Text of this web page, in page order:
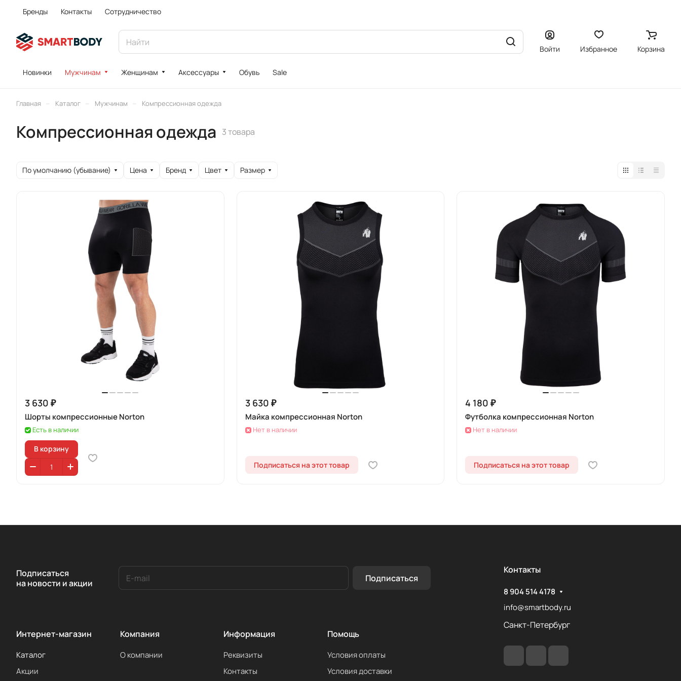
Бренды Контакты Сотрудничество
Войти Избранное Корзина
Новинки Мужчинам Женщинам Аксессуары Обувь Sale
Главная Каталог Мужчинам Компрессионная одежда
Компрессионная одежда 3 товара
По умолчанию (убывание) Цена Бренд Цвет Размер
3 630 ₽
Шорты компрессионные Norton
Есть в наличии
В корзину
3 630 ₽
Майка компрессионная Norton
Нет в наличии
Подписаться на этот товар
4 180 ₽
Футболка компрессионная Norton
Нет в наличии
Подписаться на этот товар
Подписаться
на новости и акции
Подписаться
Интернет-магазин
Каталог
Акции
Компания
О компании
Информация
Реквизиты
Контакты
Помощь
Условия оплаты
Условия доставки
Контакты
8 904 514 4178
info@smartbody.ru
Санкт-Петербург